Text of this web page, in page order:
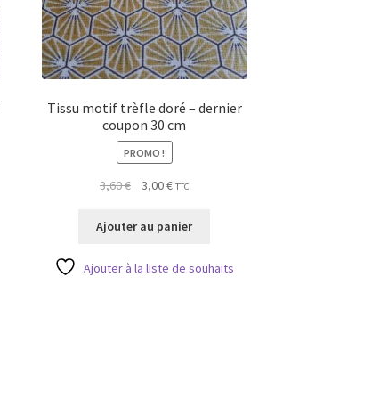
Tissu motif trèfle doré – dernier
coupon 30 cm
PROMO !
3,60€
Le
initial
3,60 €.
3,00€Le
actuel
3,00 €.
TTC
Ajouter au panier
Ajouter à la liste de souhaits